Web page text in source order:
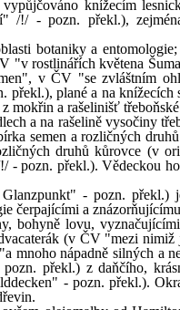
knížecím
/!/ - pozn. překl.),
botaniky a
"v rostlinářích květena
v ČV "se zvláštním
překl.), plané a na
mokřin a rašelinišť
a na rašelině vysočiny
semen a rozličných
druhů kůrovce (v
pozn. překl.). Vědeckou
- pozn.
čerpajícími a
bohyně lovu,
(v ČV "mezi
mnoho nápadně silných a
překl.) z daňčího,
- pozn. překl.).